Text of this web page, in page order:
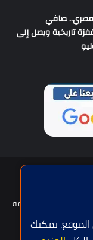
يمكنك
صافي
تاريخية ويصل إلى
للصحافة العربية
شروط الخدمة